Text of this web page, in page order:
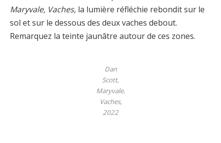
Maryvale, Vaches, la lumière réfléchie rebondit sur le
sol et sur le dessous des deux vaches debout.
Remarquez la teinte jaunâtre autour de ces zones.
Dan
Scott,
Maryvale,
Vaches,
2022